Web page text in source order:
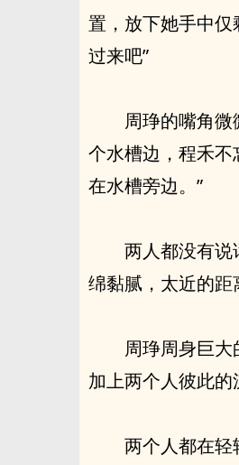
置，放下她手中
过来吧”
周琤的嘴角
个水槽边，程禾
在水槽旁边。”
两人都没有
绵黏腻，太近的距
周琤周身巨
加上两个人彼此的
两个人都在